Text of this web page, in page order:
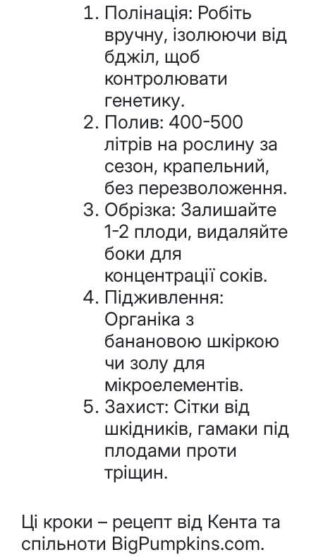
Полінація: Робіть
вручну, ізолюючи від
бджіл, щоб
контролювати
генетику.
Полив: 400-500
літрів на рослину за
сезон, крапельний,
без перезволоження.
Обрізка: Залишайте
1-2 плоди, видаляйте
боки для
концентрації соків.
Підживлення:
Органіка з
банановою шкіркою
чи золу для
мікроелементів.
Захист: Сітки від
шкідників, гамаки під
плодами проти
тріщин.
Ці кроки – рецепт від Кента та
спільноти BigPumpkins.com.